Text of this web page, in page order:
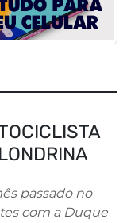
passado no
com a Duque